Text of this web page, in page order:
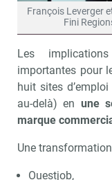
François Leverger
Fini
Les
importantes pour
huit sites
au-delà) en une
marque
Une
Ouestjob,